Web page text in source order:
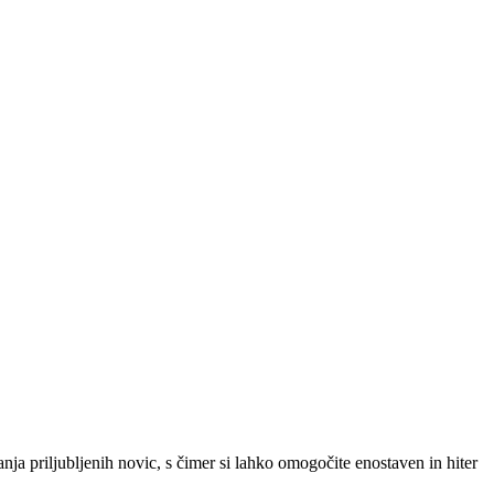
priljubljenih novic, s čimer si lahko omogočite enostaven in hiter